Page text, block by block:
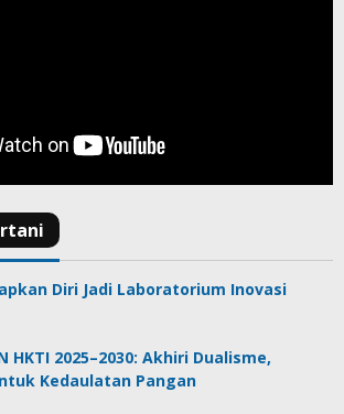
Diri Jadi Laboratorium Inovasi
HKTI 2025–2030: Akhiri Dualisme,
Kedaulatan Pangan